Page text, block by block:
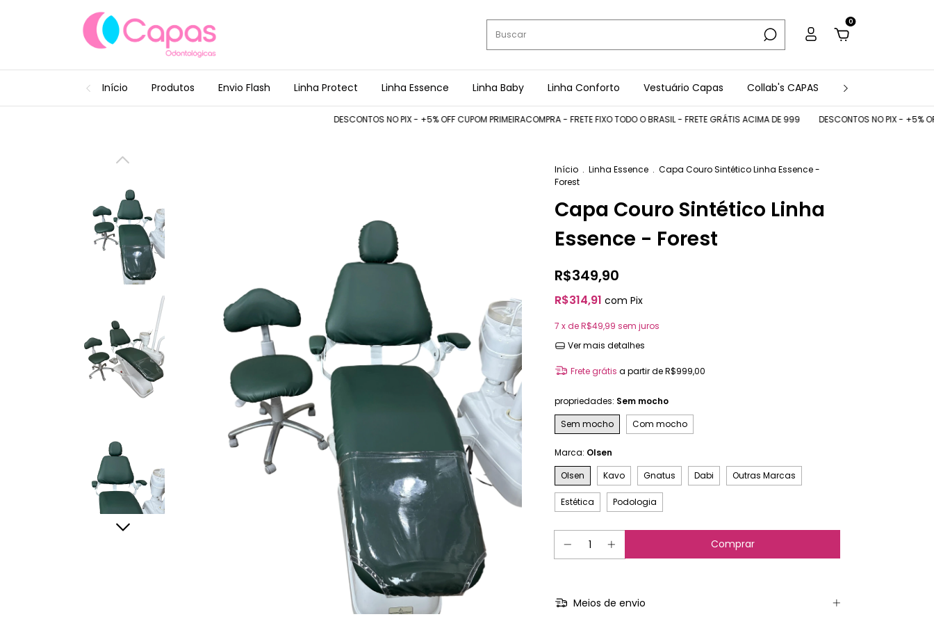
0
Início Produtos Envio Flash Linha Protect Linha Essence Linha Baby Linha Conforto Vestuário Capas Collab's CAPAS Acessórios
DESCONTOS NO PIX - +5% OFF CUPOM PRIMEIRACOMPRA - FRETE FIXO TODO O BRASIL - FRETE GRÁTIS ACIMA DE 999 DESCONTOS NO PIX - +5% OFF
Início . Linha Essence . Capa Couro Sintético Linha Essence -
Forest
Capa Couro Sintético Linha
Essence - Forest
R$349,90
R$314,91 com Pix
7 x deR$49,99 sem juros
Ver mais detalhes
Frete grátis a partir deR$999,00
propriedades: Sem mocho
Sem mocho
Com mocho
Marca: Olsen
Olsen
Kavo Gnatus Dabi Outras Marcas
Estética Podologia
Meios de envio